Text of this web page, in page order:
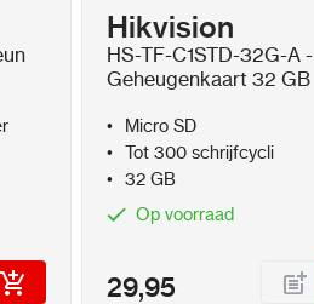
Hikvision
HS-TF-C1STD-32G-A -
Geheugenkaart 32 GB
Micro SD
Tot 300 schrijfcycli
32 GB
Op voorraad
29,95